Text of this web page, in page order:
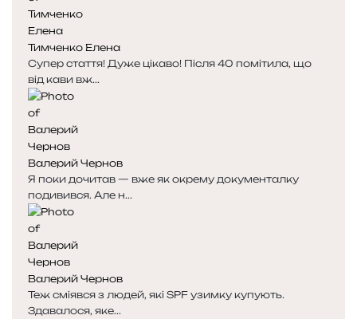
Тимченко Елена
Супер стаття! Дуже цікаво! Після 40 помітила, що
від кави вж...
Валерий Чернов
Я поки дочитав — вже як окрему документалку
подивився. Але н...
Валерий Чернов
Теж сміявся з людей, які SPF узимку купують.
Здавалося, яке...